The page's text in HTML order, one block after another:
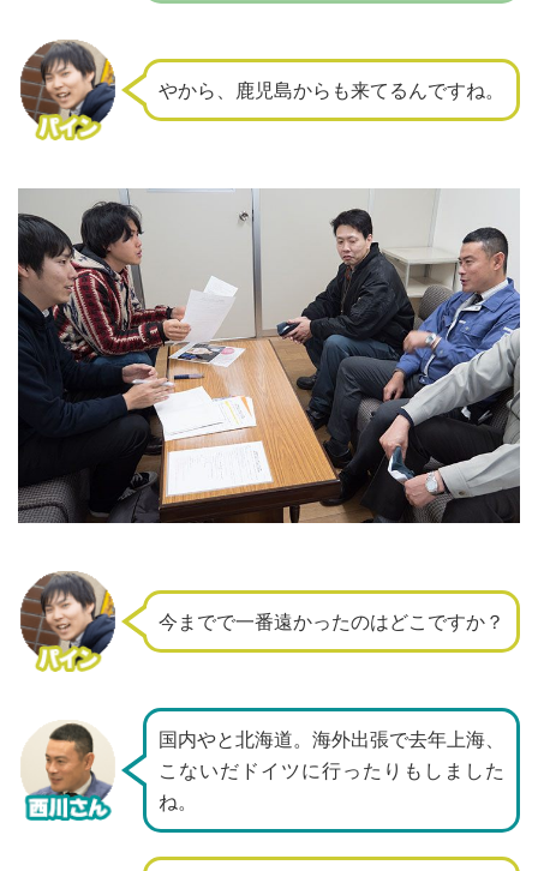
やから、鹿児島からも来てるんですね。
今までで一番遠かったのはどこですか？
国内やと北海道。海外出張で去年上海、
こないだドイツに行ったりもしました
ね。